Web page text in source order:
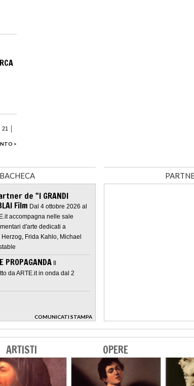
21
>
BACHECA
de "I GRANDI
Film Dal 4 ottobre 2026 al
accompagna nelle sale
d'arte dedicati a
Frida Kahlo, Michael
PROPAGANDA Il
da ARTE.it in onda dal 2
COMUNICATI STAMPA
>
ARTISTI OPERE